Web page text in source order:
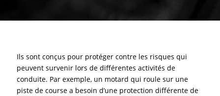
Ils sont conçus pour protéger contre les risques qui
peuvent survenir lors de différentes activités de
conduite. Par exemple, un motard qui roule sur une
piste de course a besoin d’une protection différente de